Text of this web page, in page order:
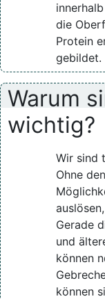
die
Protein
gebildet.
Warum
wichtig?
Wir sind
Ohne
Gerade
und
können
können